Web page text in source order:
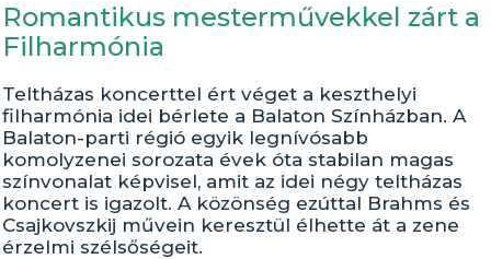
Romantikus mesterművekkel zárt a
Filharmónia
Teltházas koncerttel ért véget a keszthelyi
filharmónia idei bérlete a Balaton Színházban. A
Balaton-parti régió egyik legnívósabb
komolyzenei sorozata évek óta stabilan magas
színvonalat képvisel, amit az idei négy teltházas
koncert is igazolt. A közönség ezúttal Brahms és
Csajkovszkij művein keresztül élhette át a zene
érzelmi szélsőségeit.